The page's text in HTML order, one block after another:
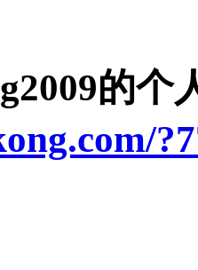
的个